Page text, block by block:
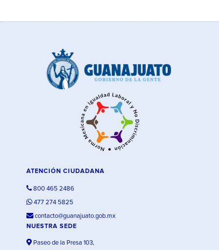
ATENCIÓN CIUDADANA
800 465 2486
477 274 5825
contacto@guanajuato.gob.mx
NUESTRA SEDE
Paseo de la Presa 103,